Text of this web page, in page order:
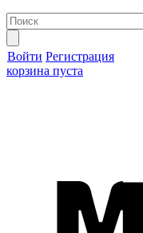
Войти Регистрация
корзина пуста